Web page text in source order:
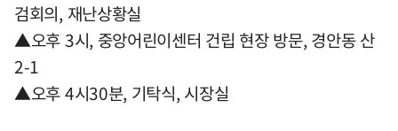
검회의, 재난상황실
▲오후 3시, 중앙어린이센터 건립 현장 방문, 경안동 산
2-1
▲오후 4시30분, 기탁식, 시장실